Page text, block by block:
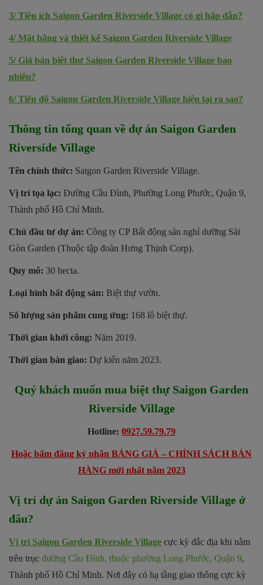
3/Tiện ích Saigon Garden Riverside Village có gì hấp dẫn?
4/Mặt bằng và thiết kế Saigon Garden Riverside Village
5/ Giá bán biệt thự Saigon Garden Riverside Village bao
nhiêu?
6/Tiến độ Saigon Garden Riverside Village hiện tại ra sao?
Thông tin tổng quan về dự án Saigon Garden
Riverside Village
Tên chính thức: Saigon Garden Riverside Village.
Vị trí tọa lạc: Đường Cầu Đình, Phường Long Phước, Quận 9,
Thành phố Hồ Chí Minh.
Chủ đầu tư dự án: Công ty CP Bất động sản nghỉ dưỡng Sài
Gòn Garden (Thuộc tập đoàn Hưng Thịnh Corp).
Quy mô: 30 hecta.
Loại hình bất động sản: Biệt thự vườn.
Số lượng sản phẩm cung ứng: 168 lô biệt thự.
Thời gian khởi công: Năm 2019.
Thời gian bàn giao: Dự kiến năm 2023.
Quý khách muốn mua biệt thự Saigon Garden
Riverside Village
Hotline: 0927.59.79.79
Hoặc bấm đăng ký nhận BẢNG GIÁ – CHÍNH SÁCH BÁN
HÀNG mới nhất năm 2023
Vị trí dự án Saigon Garden Riverside Village ở
đâu?
Vị trí Saigon Garden Riverside Village cực kỳ đắc địa khi nằm
trên trục đường Cầu Đình, thuộc phường Long Phước, Quận 9,
Thành phố Hồ Chí Minh. Nơi đây có hạ tầng giao thông cực kỳ